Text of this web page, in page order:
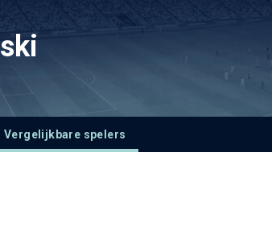
Vergelijkbare spelers